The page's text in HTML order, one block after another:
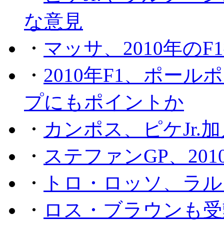
な意見
・ マッサ、2010年の
・ 2010年F1、ポール
プにもポイントか
・ カンポス、ピケJr.
・ ステファンGP、
・
トロ・ロッソ、ラ
・ ロス・ブラウンも